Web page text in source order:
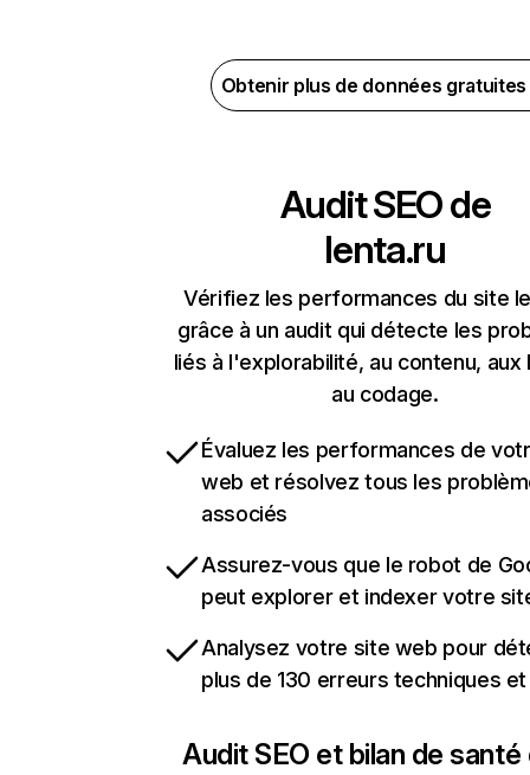
Obtenir plus de données
Audit SEO de
lenta.ru
Vérifiez les performances du site
grâce à un audit qui détecte les
liés à l'explorabilité, au contenu, aux
au codage.
Évaluez les performances de
web et résolvez tous les
associés
Assurez-vous que le robot de
peut explorer et indexer votre
Analysez votre site web pour
plus de 130 erreurs techniques et
Audit SEO et bilan de santé